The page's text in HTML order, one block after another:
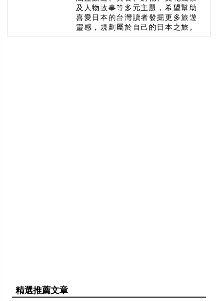
及人物故事等多元主題，希望幫助
喜愛日本的台灣讀者發掘更多旅遊
靈感，規劃屬於自己的日本之旅。
精選推薦文章